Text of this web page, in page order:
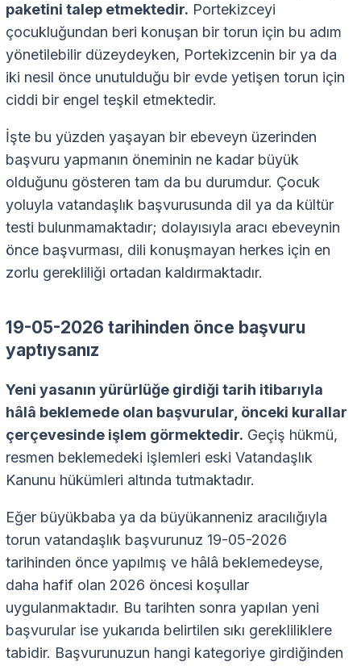
paketini talep etmektedir. Portekizceyi
çocukluğundan beri konuşan bir torun için bu adım
yönetilebilir düzeydeyken, Portekizcenin bir ya da
iki nesil önce unutulduğu bir evde yetişen torun için
ciddi bir engel teşkil etmektedir.
İşte bu yüzden yaşayan bir ebeveyn üzerinden
başvuru yapmanın öneminin ne kadar büyük
olduğunu gösteren tam da bu durumdur. Çocuk
yoluyla vatandaşlık başvurusunda dil ya da kültür
testi bulunmamaktadır; dolayısıyla aracı ebeveynin
önce başvurması, dili konuşmayan herkes için en
zorlu gerekliliği ortadan kaldırmaktadır.
19-05-2026 tarihinden önce başvuru
yaptıysanız
Yeni yasanın yürürlüğe girdiği tarih itibarıyla
hâlâ beklemede olan başvurular, önceki kurallar
çerçevesinde işlem görmektedir. Geçiş hükmü,
resmen beklemedeki işlemleri eski Vatandaşlık
Kanunu hükümleri altında tutmaktadır.
Eğer büyükbaba ya da büyükanneniz aracılığıyla
torun vatandaşlık başvurunuz 19-05-2026
tarihinden önce yapılmış ve hâlâ beklemedeyse,
daha hafif olan 2026 öncesi koşullar
uygulanmaktadır. Bu tarihten sonra yapılan yeni
başvurular ise yukarıda belirtilen sıkı gerekliliklere
tabidir. Başvurunuzun hangi kategoriye girdiğinden